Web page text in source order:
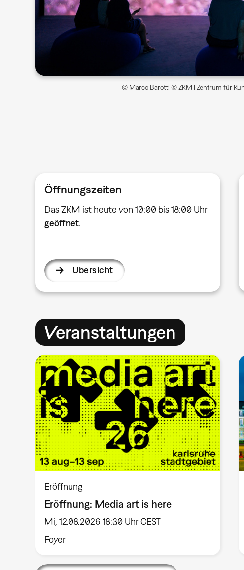
© Marco Barotti © ZKM | Zentrum für
Öffnungszeiten
Das ZKM ist heute von 10:00 bis 18:00 Uhr
geöffnet.
Übersicht
Veranstaltungen
Eröffnung
Eröffnung: Media art is here
Mi, 12.08.2026 18:30 Uhr CEST
Foyer